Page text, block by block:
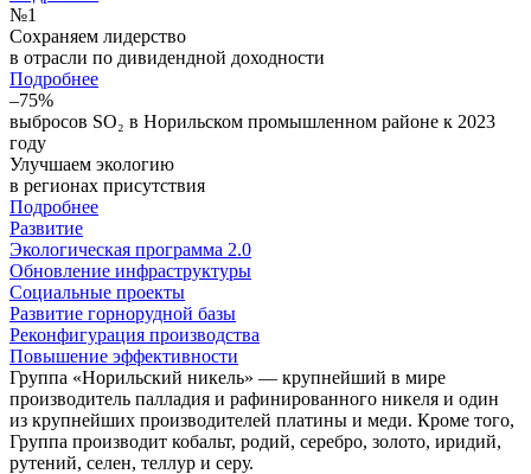
№1
Сохраняем лидерство
в отрасли по дивидендной доходности
Подробнее
–75%
выбросов SO₂ в Норильском промышленном районе к 2023
году
Улучшаем экологию
в регионах присутствия
Подробнее
Развитие
Экологическая программа 2.0
Обновление инфраструктуры
Социальные проекты
Развитие горнорудной базы
Реконфигурация производства
Повышение эффективности
Группа «Норильский никель» — крупнейший в мире
производитель палладия и рафинированного никеля и один
из крупнейших производителей платины и меди. Кроме того,
Группа производит кобальт, родий, серебро, золото, иридий,
рутений, селен, теллур и серу.